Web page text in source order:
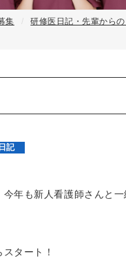
集
研修医日記・先輩から
記
年も新人看護師さんと
タート！